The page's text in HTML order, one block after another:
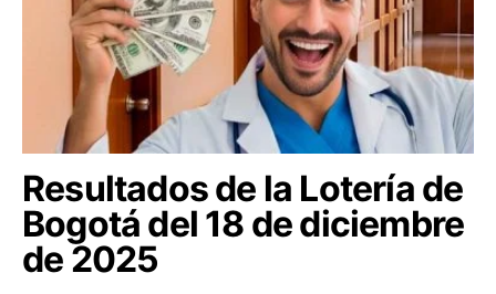
Resultados de la Lotería de
Bogotá del 18 de diciembre
de 2025